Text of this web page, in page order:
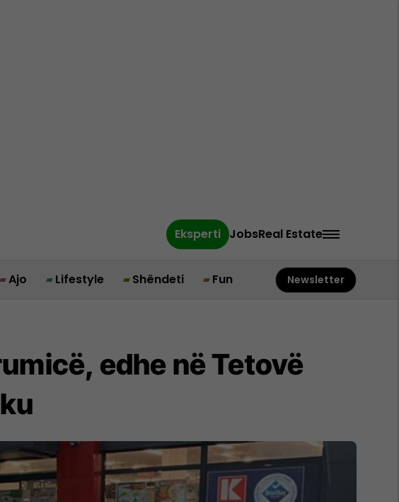
Eksperti JobsReal Estate
Ajo Lifestyle Shëndeti Fun Newsletter
edhe në Tetovë